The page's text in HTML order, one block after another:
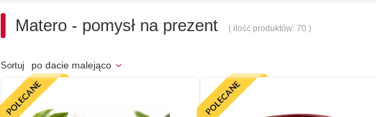
Matero - pomysł na prezent ( ilość produktów: 70 )
Sortuj po dacie malejąco